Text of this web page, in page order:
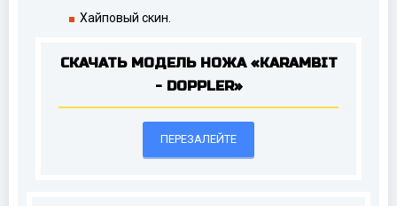
Хайповый скин.
СКАЧАТЬ МОДЕЛЬ НОЖА «KARAMBIT
- DOPPLER»
ПЕРЕЗАЛЕЙТЕ